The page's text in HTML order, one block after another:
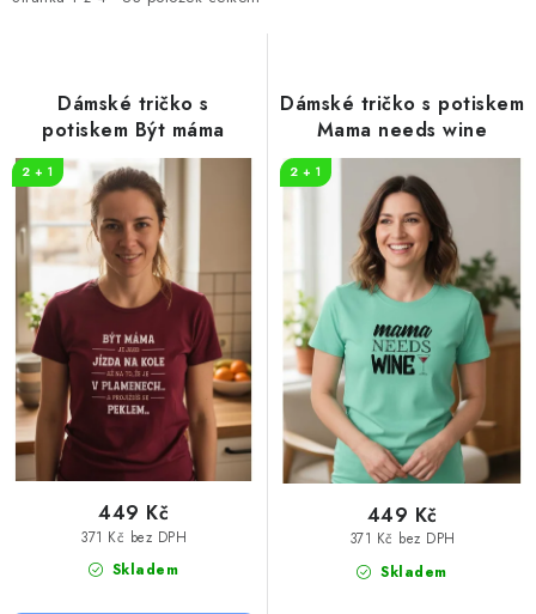
d
k
t
ů
o
u
k
t
ů
Dámské tričko s
potiskem Být máma
2 + 1
Skladem
371 Kč bez DPH
449 Kč
Dámské tričko s potiskem
Mama needs wine
2 + 1
Skladem
371 Kč bez DPH
449 Kč